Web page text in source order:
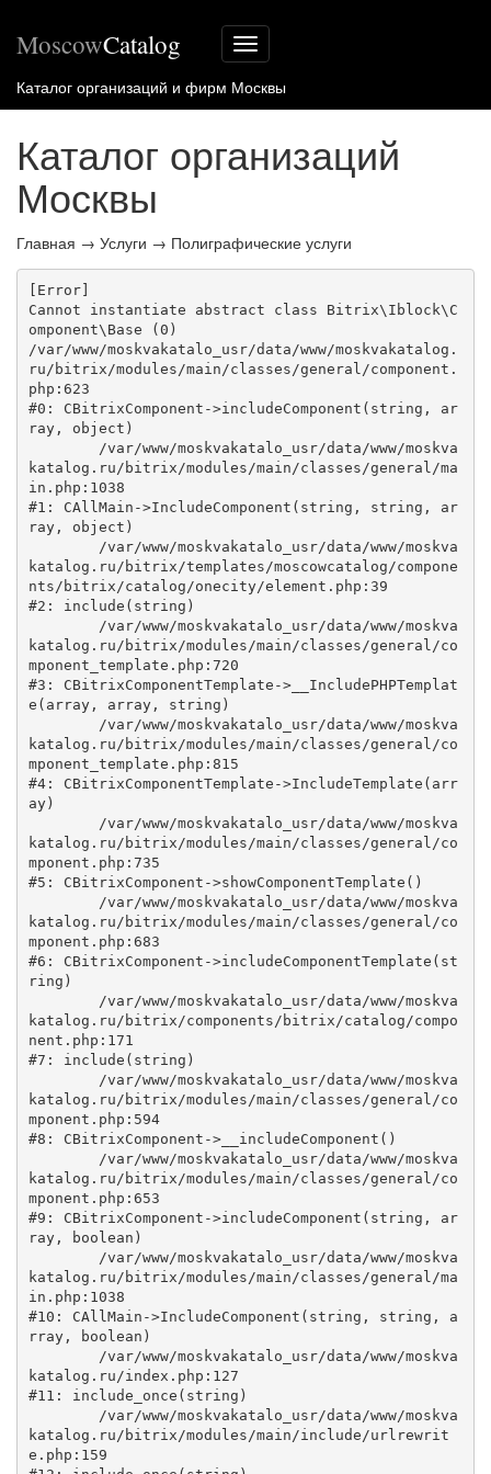
Меню
сайта
MoscowCatalog
Каталог организаций и фирм Москвы
Каталог организаций
Москвы
Главная → Услуги → Полиграфические услуги
[Error]
Cannot instantiate abstract class Bitrix\Iblock\C
omponent\Base (0)
/var/www/moskvakatalo_usr/data/www/moskvakatalog.
ru/bitrix/modules/main/classes/general/component.
php:623
#0: CBitrixComponent->includeComponent(string, ar
ray, object)
katalog.ru/bitrix/modules/main/classes/general/ma
in.php:1038
#1: CAllMain->IncludeComponent(string, string, ar
ray, object)
katalog.ru/bitrix/templates/moscowcatalog/compone
nts/bitrix/catalog/onecity/element.php:39
#2: include(string)
katalog.ru/bitrix/modules/main/classes/general/co
mponent_template.php:720
#3: CBitrixComponentTemplate->__IncludePHPTemplat
e(array, array, string)
katalog.ru/bitrix/modules/main/classes/general/co
mponent_template.php:815
#4: CBitrixComponentTemplate->IncludeTemplate(arr
ay)
katalog.ru/bitrix/modules/main/classes/general/co
mponent.php:735
#5: CBitrixComponent->showComponentTemplate()
katalog.ru/bitrix/modules/main/classes/general/co
mponent.php:683
#6: CBitrixComponent->includeComponentTemplate(st
ring)
katalog.ru/bitrix/components/bitrix/catalog/compo
nent.php:171
#7: include(string)
katalog.ru/bitrix/modules/main/classes/general/co
mponent.php:594
#8: CBitrixComponent->__includeComponent()
katalog.ru/bitrix/modules/main/classes/general/co
mponent.php:653
#9: CBitrixComponent->includeComponent(string, ar
ray, boolean)
katalog.ru/bitrix/modules/main/classes/general/ma
in.php:1038
#10: CAllMain->IncludeComponent(string, string, a
rray, boolean)
katalog.ru/index.php:127
#11: include_once(string)
katalog.ru/bitrix/modules/main/include/urlrewrit
e.php:159